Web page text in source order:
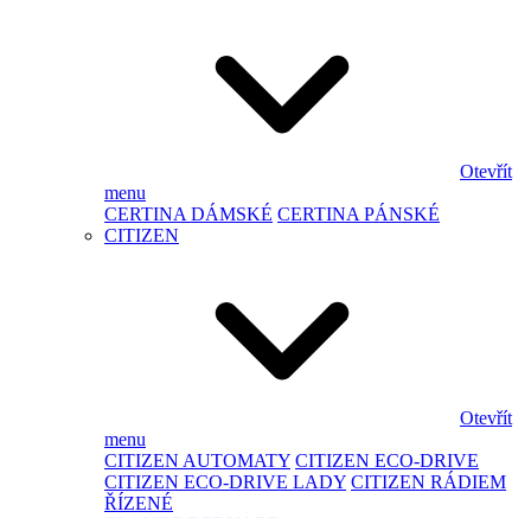
Otevřít
menu
CERTINA DÁMSKÉ CERTINA PÁNSKÉ
CITIZEN
Otevřít
menu
CITIZEN AUTOMATY CITIZEN ECO-DRIVE
CITIZEN ECO-DRIVE LADY CITIZEN RÁDIEM
ŘÍZENÉ